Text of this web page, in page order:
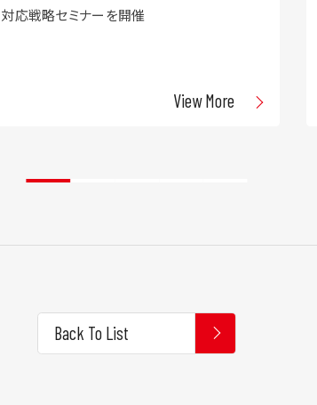
対応戦略セミナーを開催
View More
Back To List